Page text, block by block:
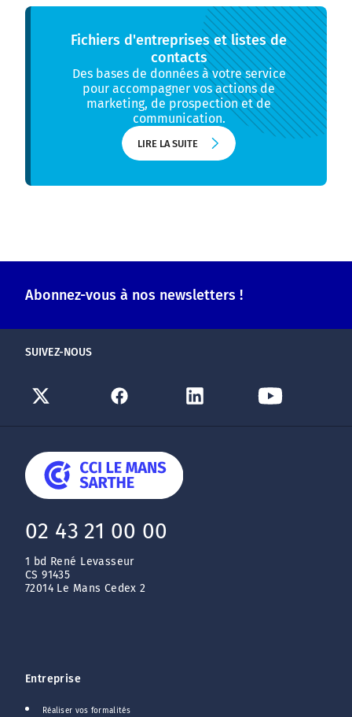
Fichiers d'entreprises et listes de
contacts
Des bases de données à votre service
pour accompagner vos actions de
marketing, de prospection et de
communication.
LIRE LA SUITE
Abonnez-vous à nos newsletters !
SUIVEZ-NOUS
02 43 21 00 00
1 bd René Levasseur
CS 91435
72014 Le Mans Cedex 2
Entreprise
Réaliser vos formalités